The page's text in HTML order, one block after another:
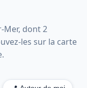
Mer, dont 2
les sur la carte